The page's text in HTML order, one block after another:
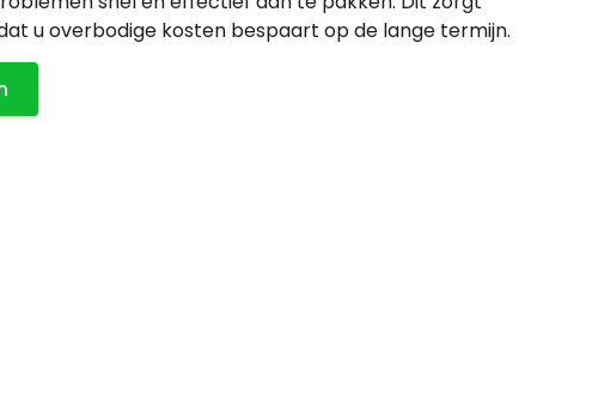
u overbodige kosten bespaart op de lange termijn.